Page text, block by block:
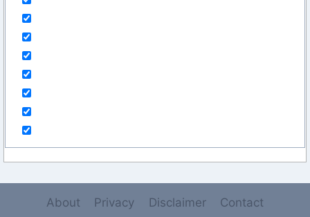
About Privacy Disclaimer Contact